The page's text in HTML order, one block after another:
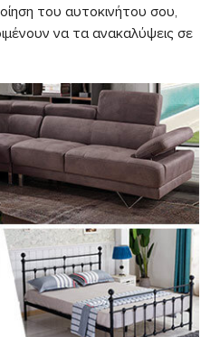
του αυτοκινήτου σου,
να τα ανακαλύψεις σε